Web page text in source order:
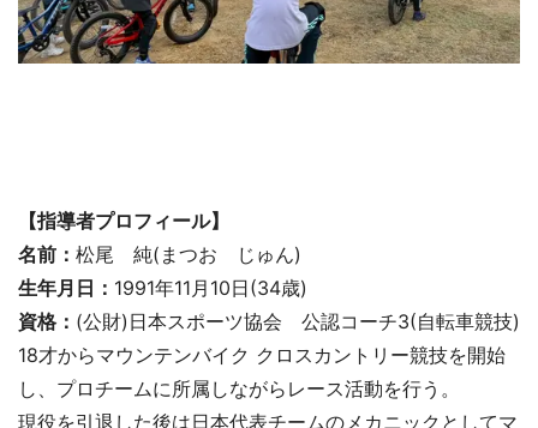
【指導者プロフィール】
名前： 松尾 純(まつお じゅん)
生年月日： 1991年11月10日(34歳)
資格： (公財)日本スポーツ協会 公認コーチ3(自転車競技)
18才からマウンテンバイク クロスカントリー競技を開始
し、プロチームに所属しながらレース活動を行う。
現役を引退した後は日本代表チームのメカニックとしてマ